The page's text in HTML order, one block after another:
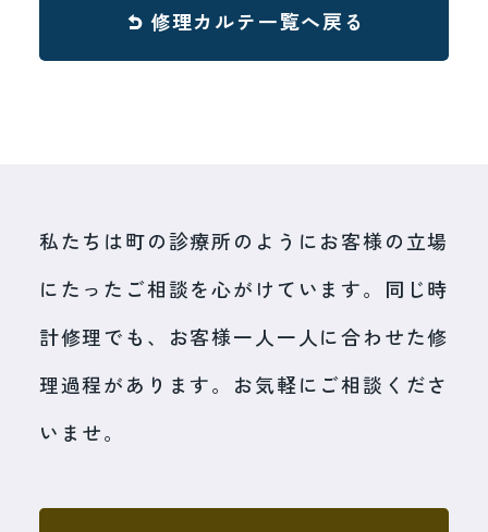
修理カルテ一覧へ戻る
私たちは町の診療所のようにお客様の立場
にたったご相談を心がけています。同じ時
計修理でも、お客様一人一人に合わせた修
理過程があります。お気軽にご相談くださ
いませ。